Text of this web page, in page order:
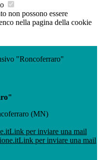
non possono essere
nella pagina della cookie
"Roncoferraro"
(MN)
Link per inviare una mail
Link per inviare una mail